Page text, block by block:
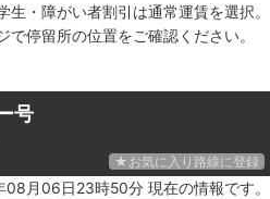
・障がい者割引は通常運賃を選択。
停留所の位置をご確認ください。
号
★お気に入り路線に登録
月06日23時50分 現在の情報です。